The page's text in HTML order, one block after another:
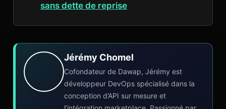
sans dette de reprise
Jérémy Chomel
Cofondateur de Dawap, Jérémy est
développeur DevOps spécialisé dans la
conception d’API sur mesure et